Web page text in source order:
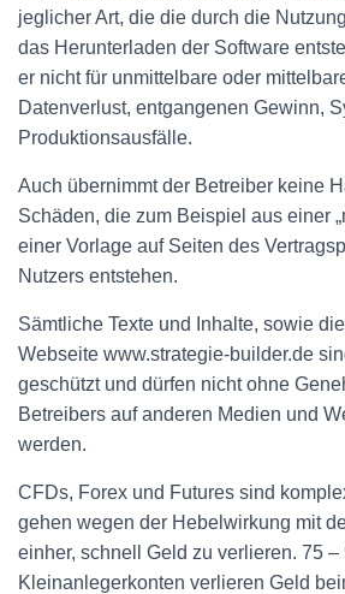
jeglicher Art, die die durch die
das Herunterladen der Software
er nicht für unmittelbare oder
Datenverlust, entgangenen Gewinn,
Produktionsausfälle.
Auch übernimmt der Betreiber keine
Schäden, die zum Beispiel aus einer
einer Vorlage auf Seiten des
Nutzers entstehen.
Sämtliche Texte und Inhalte, sowie
Webseite www.strategie-builder.de
geschützt und dürfen nicht ohne
Betreibers auf anderen Medien und
werden.
CFDs, Forex und Futures sind
gehen wegen der Hebelwirkung mit
einher, schnell Geld zu verlieren. 75 –
Kleinanlegerkonten verlieren Geld